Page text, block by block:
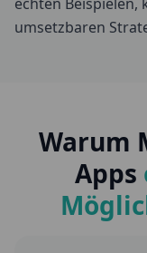
umsetzbaren
Warum
Apps